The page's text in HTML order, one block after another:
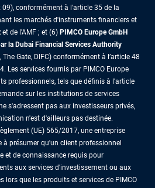
09), conformément à l'article 35 de la
les marchés d'instruments financiers et
de l'AMF ; et (6) PIMCO Europe GmbH
la Dubai Financial Services Authority
The Gate, DIFC) conformément à l’article 48
Les services fournis par PIMCO Europe
professionnels, tels que définis à l'article
sur les institutions de services
s'adressent pas aux investisseurs privés,
n'est d'ailleurs pas destinée.
(UE) 565/2017, une entreprise
présumer qu'un client professionnel
et de connaissance requis pour
aux services d'investissement ou aux
lors que les produits et services de PIMCO